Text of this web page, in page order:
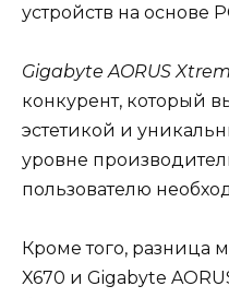
устройств на основе
Gigabyte AORUS
конкурент, который
эстетикой и
уровне
пользователю
Кроме того, разница
X670 и Gigabyte